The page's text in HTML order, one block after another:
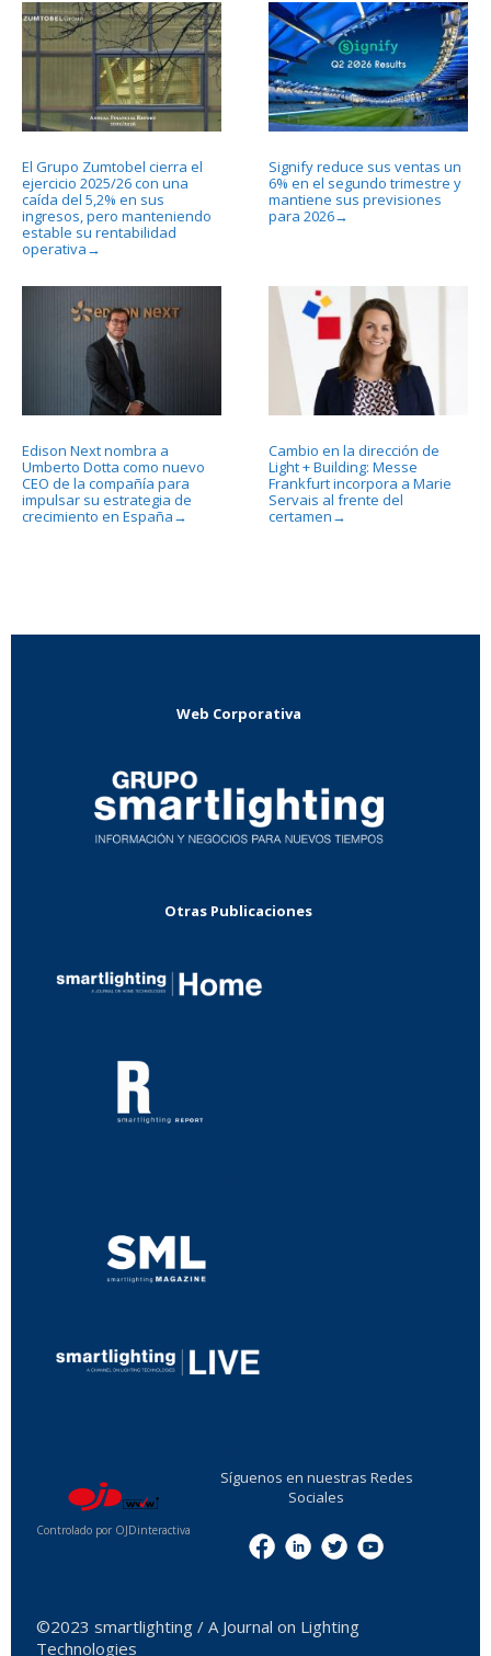
El Grupo Zumtobel cierra el
ejercicio 2025/26 con una
caída del 5,2% en sus
ingresos, pero manteniendo
estable su rentabilidad
operativa →
Signify reduce sus ventas un
6% en el segundo trimestre y
mantiene sus previsiones
para 2026→
Edison Next nombra a
Umberto Dotta como nuevo
CEO de la compañía para
impulsar su estrategia de
crecimiento en España →
Cambio en la dirección de
Light + Building: Messe
Frankfurt incorpora a Marie
Servais al frente del
certamen →
Web Corporativa
Otras Publicaciones
Controlado por OJDinteractiva
Síguenos en nuestras Redes
Sociales
©2023 smartlighting / A Journal on Lighting
Technologies